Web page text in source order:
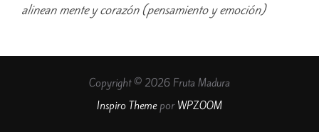
alinean mente y corazón (pensamiento y emoción)
Copyright © 2026 Fruta Madura
Inspiro Themepor WPZOOM